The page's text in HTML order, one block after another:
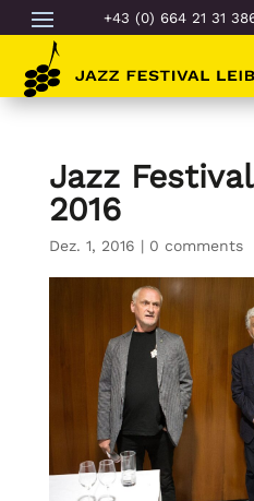
+43 (0) 664 21 31
Jazz
2016
Dez. 1, 2016 | 0 comments